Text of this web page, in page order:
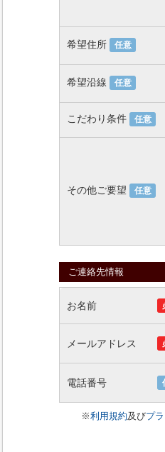
希望住所 任意
希望沿線 任意
こだわり条件 任意
その他ご要望 任意
ご連絡先情報
お名前
メールアドレス
電話番号
※利用規約及びプ